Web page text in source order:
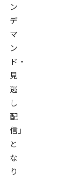
ン
デ
マ
ン
ド・
見
逃
し
配
信」
と
な
り